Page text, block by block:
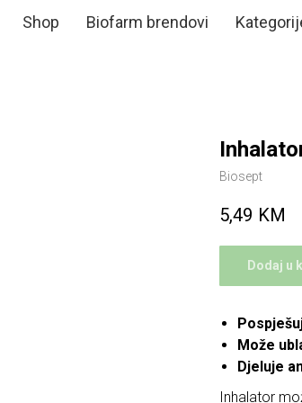
Shop Biofarm brendovi
Biosept
5,49 KM
Dodaj u
Može
Djeluje
Inhalator